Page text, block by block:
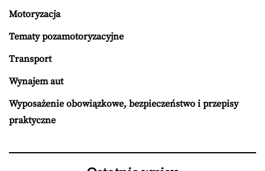
Motoryzacja
Tematy pozamotoryzacyjne
Transport
Wynajem aut
Wyposażenie obowiązkowe, bezpieczeństwo i przepisy
praktyczne